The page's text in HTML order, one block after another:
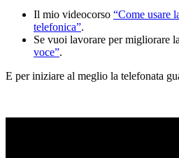
Il mio videocorso “Come usare
telefonica”.
Se vuoi lavorare per migliorare
voce”.
E per iniziare al meglio la telefonata